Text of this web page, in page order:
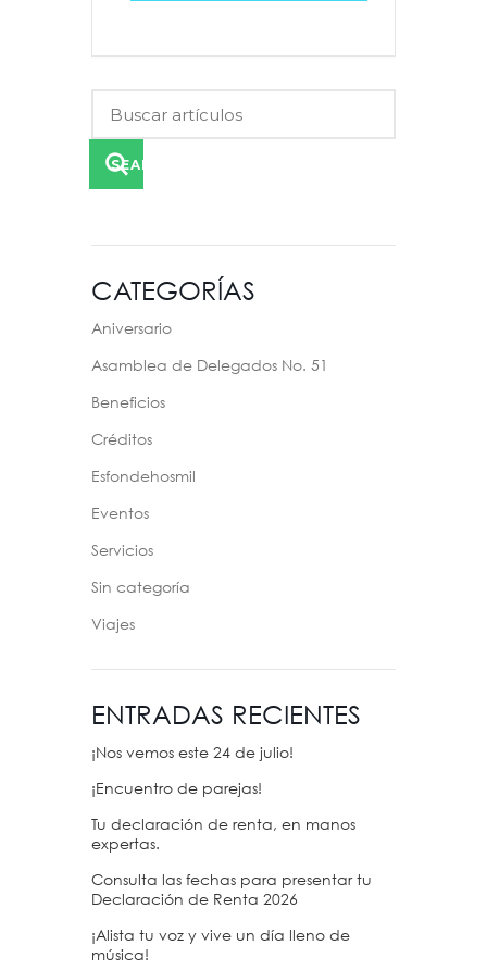
SEARCH
CATEGORÍAS
Aniversario
Asamblea de Delegados No. 51
Beneficios
Créditos
Esfondehosmil
Eventos
Servicios
Sin categoría
Viajes
ENTRADAS RECIENTES
¡Nos vemos este 24 de julio!
¡Encuentro de parejas!
Tu declaración de renta, en manos
expertas.
Consulta las fechas para presentar tu
Declaración de Renta 2026
¡Alista tu voz y vive un día lleno de
música!